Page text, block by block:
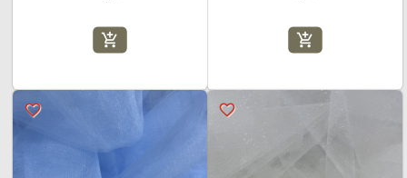
add_shopping_cart
add_shopping_cart
favorite_border
favorite_border